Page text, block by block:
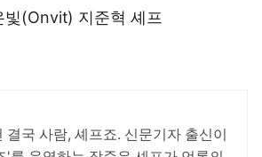
(Onvit) 지준혁 셰프
결국 사람, 셰프죠. 신문기자 출신이